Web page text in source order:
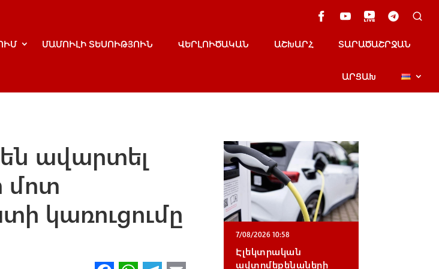
ՄԱՄՈՒԼԻ ՏԵՍՈՒԹՅՈՒՆ ՎԵՐԼՈՒԾԱԿԱՆ ԱՇԽԱՐՀ ՏԱՐԱԾԱՇՐՋԱՆ
ԱՐՑԱԽ
ավարտել
մոտ
կառուցումը
7/08/2026 10:58
Էլեկտրական
ավտոմեքենաների